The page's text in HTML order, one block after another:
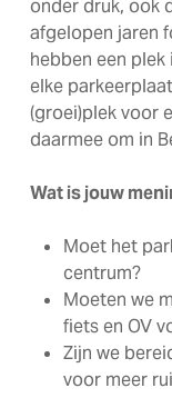
onder druk, ook
afgelopen jaren
hebben een
elke
(groei)plek voor
daarmee om in
Wat is jouw
Moet het
centrum?
Moeten we
fiets en OV
Zijn we
voor meer